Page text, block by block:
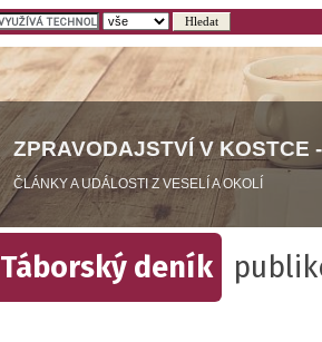
ZPRAVODAJSTVÍ V KOSTCE
ČLÁNKY A UDÁLOSTI Z VESELÍ A OKOLÍ
Táborský deník